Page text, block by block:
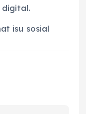
digital.
isu sosial